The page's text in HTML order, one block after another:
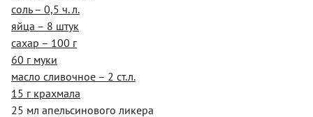
соль – 0,5 ч. л.
яйца – 8 штук
сахар – 100 г
60 г муки
масло сливочное – 2 ст.л.
15 г крахмала
25 мл апельсинового ликера